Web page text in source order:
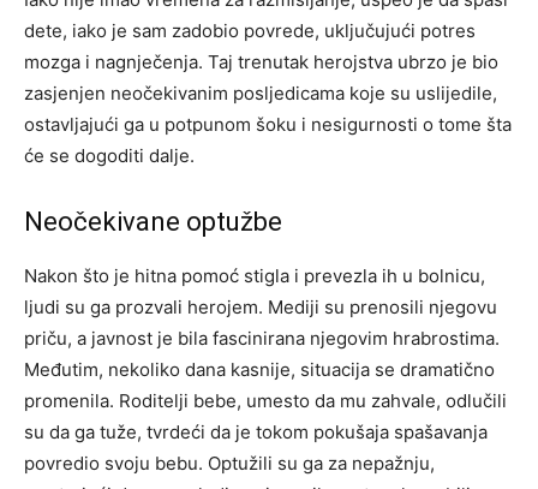
dete, iako je sam zadobio povrede, uključujući potres
mozga i nagnječenja. Taj trenutak herojstva ubrzo je bio
zasjenjen neočekivanim posljedicama koje su uslijedile,
ostavljajući ga u potpunom šoku i nesigurnosti o tome šta
će se dogoditi dalje.
Neočekivane optužbe
Nakon što je hitna pomoć stigla i prevezla ih u bolnicu,
ljudi su ga prozvali herojem. Mediji su prenosili njegovu
priču, a javnost je bila fascinirana njegovim hrabrostima.
Međutim, nekoliko dana kasnije, situacija se dramatično
promenila. Roditelji bebe, umesto da mu zahvale, odlučili
su da ga tuže, tvrdeći da je tokom pokušaja spašavanja
povredio svoju bebu. Optužili su ga za nepažnju,